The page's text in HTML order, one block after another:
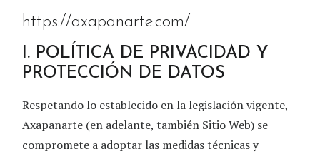
https://axapanarte.com/
I. POLÍTICA DE PRIVACIDAD Y
PROTECCIÓN DE DATOS
Respetando lo establecido en la legislación vigente,
Axapanarte (en adelante, también Sitio Web) se
compromete a adoptar las medidas técnicas y